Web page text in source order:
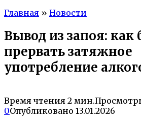
Главная » Новости
Вывод из запоя: как
прервать затяжное
употребление
Время чтения 2 мин.
0Опубликовано 13.01.2026